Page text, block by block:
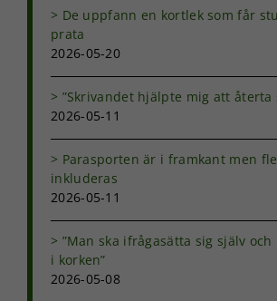
De uppfann en kortlek som får
prata
2026-05-20
”Skrivandet hjälpte mig att återta
2026-05-11
Parasporten är i framkant men
inkluderas
2026-05-11
”Man ska ifrågasätta sig själv
i korken”
2026-05-08
går